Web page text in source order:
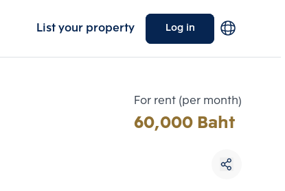
List your property Log in
For rent (per month)
60,000 Baht